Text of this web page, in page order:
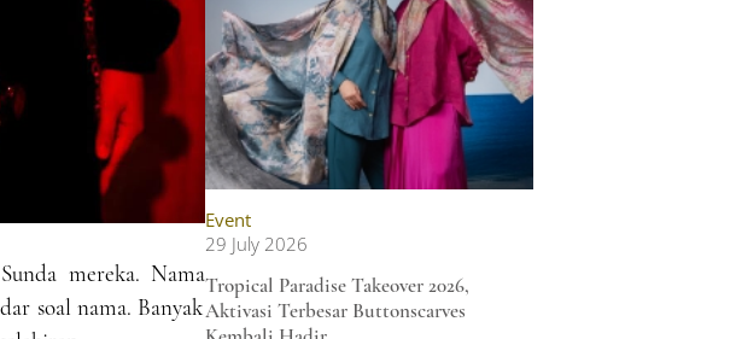
mereka. Nama
soal nama. Banyak
Event
29 July 2026
Tropical Paradise Takeover 2026,
Aktivasi Terbesar Buttonscarves